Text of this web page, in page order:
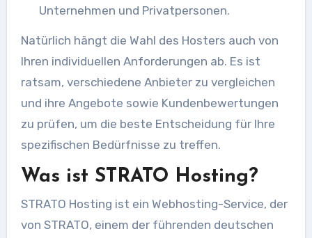
Unternehmen und Privatpersonen.
Natürlich hängt die Wahl des Hosters auch von
Ihren individuellen Anforderungen ab. Es ist
ratsam, verschiedene Anbieter zu vergleichen
und ihre Angebote sowie Kundenbewertungen
zu prüfen, um die beste Entscheidung für Ihre
spezifischen Bedürfnisse zu treffen.
Was ist STRATO Hosting?
STRATO Hosting ist ein Webhosting-Service, der
von STRATO, einem der führenden deutschen